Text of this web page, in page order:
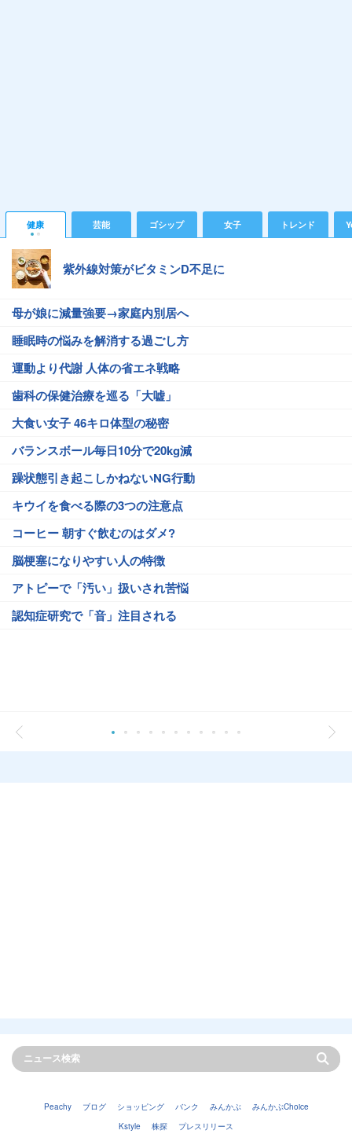
健康 芸能 ゴシップ 女子 トレンド
紫外線対策がビタミンD不足に
母が娘に減量強要→家庭内別居へ
睡眠時の悩みを解消する過ごし方
運動より代謝 人体の省エネ戦略
歯科の保健治療を巡る「大嘘」
大食い女子 46キロ体型の秘密
バランスボール毎日10分で20kg減
躁状態引き起こしかねないNG行動
キウイを食べる際の3つの注意点
コーヒー 朝すぐ飲むのはダメ?
脳梗塞になりやすい人の特徴
アトピーで「汚い」扱いされ苦悩
認知症研究で「音」注目される
Peachy ブログ ショッピング バンク みんかぶ
みんかぶChoice
Kstyle
株探 プレスリリース